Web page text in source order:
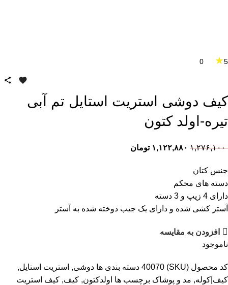
5
★
کیف دوشی استریت استایل تم آبی
تیره-اولد کتون
۱,۲۷۶,۱۰۰ ۱,۱۲۲,۸۸۰ تومان
جنس کتان
دسته های محکم
دارای 4 زیپ و 3 دسته
آستر کشی شده و دارای یک جیب دوخته شده به آستر
افزودن به مقایسه
ناموجود
کد محصول (SKU) 40070 دسته بندی ها دوشی, استریت استایل,
کیف|کوله, مد و پوشاک برچسب ها اولدکتون, کیف, کیف استریت